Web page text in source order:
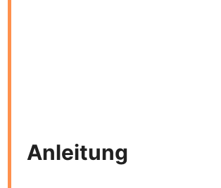
Anleitung